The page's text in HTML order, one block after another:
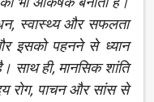
स्वास्थ्य और सफलता
इसको पहनने से ध्यान
साथ ही, मानसिक शांति
रोग, पाचन और सांस से